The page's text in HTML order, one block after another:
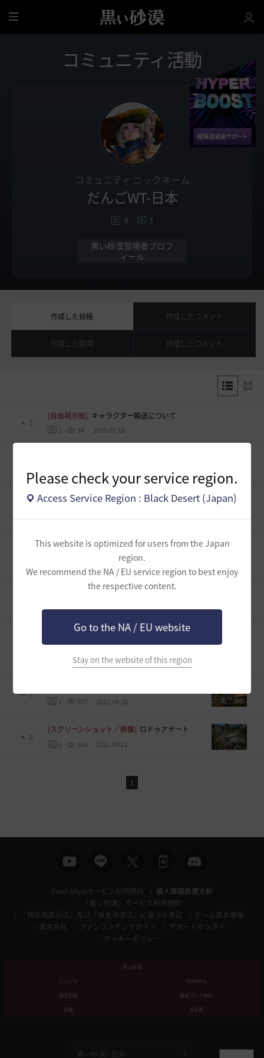
Please check your service region.
Access Service Region : Black Desert (Japan)
This website is optimized for users from the Japan
region.
We recommend the NA / EU service region to best enjoy
the respective content.
Go to the NA / EU website
Stay on the website of this region
全
体
コミュニティ活動
コミュニティ ニックネーム
だんごWT-日本
8 3
黒い砂漠冒険者プロフ
ィール
作成した投稿 作成したコメント
作成した質問 作成したコメント
[自由掲示板] キャラクター輸送について
2
2 3K 2025.07.18
289 2024.11.07
[スクリーンショット／映像] [夏休み]
[スクリーンショット／映像] [夏休み]素敵なテ
ルミアンポスター ニシキゴイ釣れます！
600 2021.07.29
[スクリーンショット／映像] パタパタ海賊団
0 512 2021.06.25
[スクリーンショット／映像] [2021 黒い砂漠ハ
イデル宴会]
551 2021.06.19
0
1 807 2021.04.20
[スクリーンショット／映像] ロドゥアナート
0
0 904 2021.04.11
1
Pearl Abyssサービス利用規約
個人情報処理方針
「黒い砂漠」サービス利用規約
「特定商取引法」及び「資金決済法」に基づく表記
ゲーム基本情報
運営会社
ファンコンテンツガイド
サポートセンター
クッキーポリシー
黒い砂漠
ジャンル
MMORPG
課金形態
基本プレイ無料
対象
全年齢
黒い砂漠 - 日本